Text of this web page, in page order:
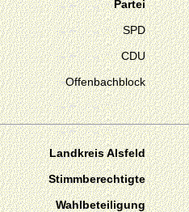
Partei
SPD
CDU
Offenbachblock
Landkreis Alsfeld
Stimmberechtigte
Wahlbeteiligung